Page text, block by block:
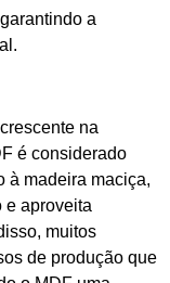
a
na
é considerado
à madeira maciça,
e aproveita
muitos
de produção que